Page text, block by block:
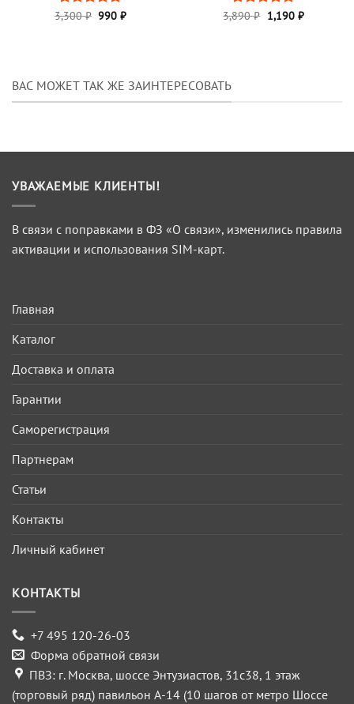
Оценка5
3,300₽ Первоначальная
990₽Текущая Оценка5
3,890₽ Первоначальная
цена
1,190 ₽Текущая
ВАС МОЖЕТ ТАК ЖЕ ЗАИНТЕРЕСОВАТЬ
УВАЖАЕМЫЕ КЛИЕНТЫ!
В связи с поправками в ФЗ «О связи», изменились правила
активации и использования SIM-карт.
Главная
Каталог
Доставка и оплата
Гарантии
Саморегистрация
Партнерам
Статьи
Контакты
Личный кабинет
КОНТАКТЫ
+7 495 120-26-03
Форма обратной связи
ПВЗ: г. Москва, шоссе Энтузиастов, 31с38, 1 этаж
(торговый ряд) павильон А-14 (10 шагов от метро Шоссе